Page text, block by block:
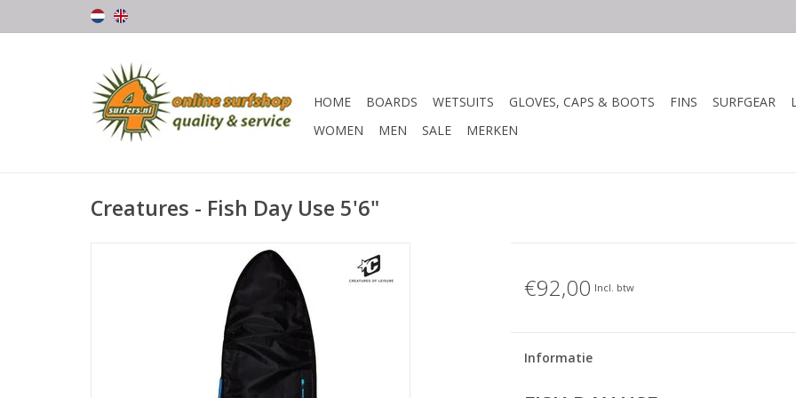
HOME BOARDS WETSUITS GLOVES, CAPS & BOOTS FINS SURFGEAR
WOMEN
MEN SALE MERKEN
Creatures - Fish Day Use 5'6"
€92,00 Incl. btw
Informatie